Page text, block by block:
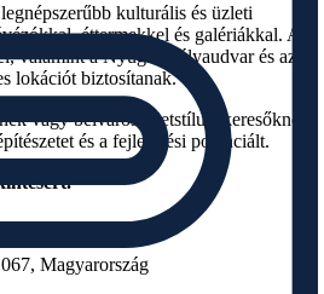
kulturális és üzleti
éttermekkel és galériákkal. Az
valamint a Nyugati pályaudvar és az
lokációt biztosítanak.
vagy belvárosi életstílust keresőknek,
és a fejlesztési potenciált.
Magyarország